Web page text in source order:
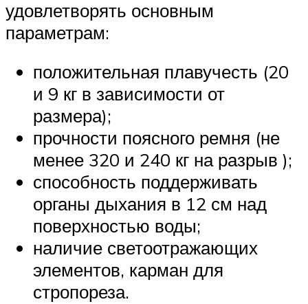
удовлетворять основным
параметрам:
положительная плавучесть (20
и 9 кг в зависимости от
размера);
прочности поясного ремня (не
менее 320 и 240 кг на разрыв );
способность поддерживать
органы дыхания в 12 см над
поверхностью воды;
наличие светоотражающих
элементов, карман для
стропореза.